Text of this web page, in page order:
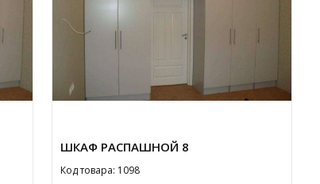
ШКАФ РАСПАШНОЙ 8
Код товара: 1098